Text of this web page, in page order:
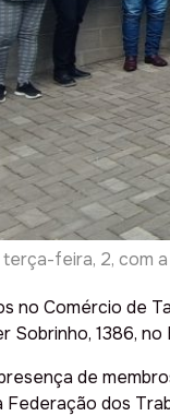
feira, 2, com
no Comércio de
Sobrinho, 1386,
de
Federação dos